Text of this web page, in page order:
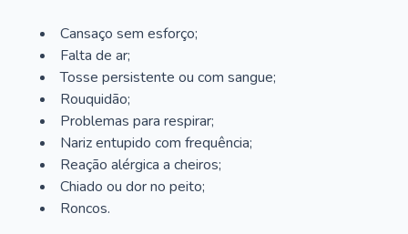
Cansaço sem esforço;
Falta de ar;
Tosse persistente ou com sangue;
Rouquidão;
Problemas para respirar;
Nariz entupido com frequência;
Reação alérgica a cheiros;
Chiado ou dor no peito;
Roncos.